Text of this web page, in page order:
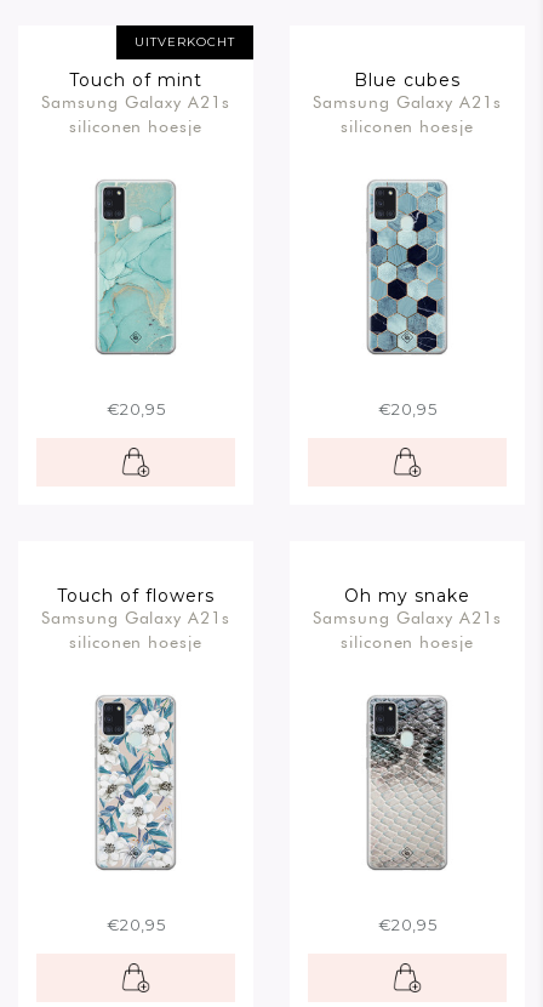
UITVERKOCHT
Touch of mint
Samsung Galaxy A21s
siliconen hoesje
€20,95
Blue cubes
Samsung Galaxy A21s
siliconen hoesje
€20,95
Touch of flowers
Samsung Galaxy A21s
siliconen hoesje
€20,95
Oh my snake
Samsung Galaxy A21s
siliconen hoesje
€20,95